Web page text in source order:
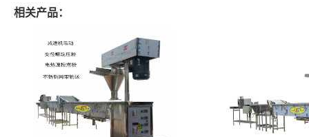
相关产品：